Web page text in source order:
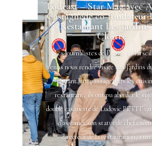
Podcast – Star Mag avec
Castagnède co-fondateur
Restaurant Les
Cloitre
Les journalistes de France 3
venus nous rendre visite aux Jardins
Durant leur passage dans les
restaurant, ils ont pu aborder le
double casquette de Ludovic PETIT
d’assumer son statut de chef
directeur de la restauration, a un